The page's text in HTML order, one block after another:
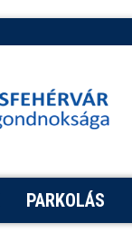
PARKOLÁS